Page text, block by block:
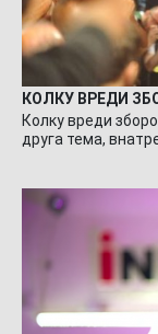
КОЛКУ ВРЕДИ
Колку вреди
друга тема,